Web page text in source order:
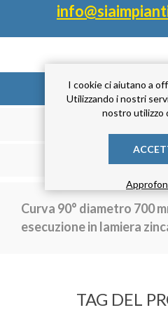
Curva 90° diametro 700
esecuzione in lamiera
TAG DEL
I cookie ci aiutano a
Utilizzando i nostri
nostro utilizzo